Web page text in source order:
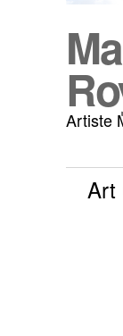
Artiste
Art